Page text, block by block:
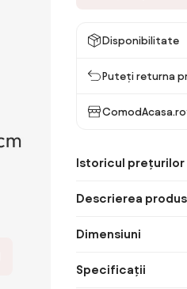
Disponibilitate
Puteți returna
ComodAcasa.ro
Istoricul prețurilor
Descrierea
Dimensiuni
Specificații